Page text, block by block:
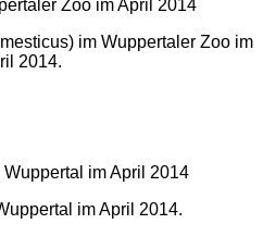
im Wuppertaler Zoo im
2014.
im April 2014.